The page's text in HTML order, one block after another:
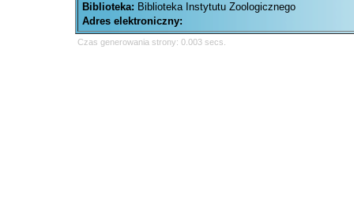
Biblioteka: Biblioteka Instytutu Zoologicznego
Adres elektroniczny:
Czas generowania strony: 0.003 secs.